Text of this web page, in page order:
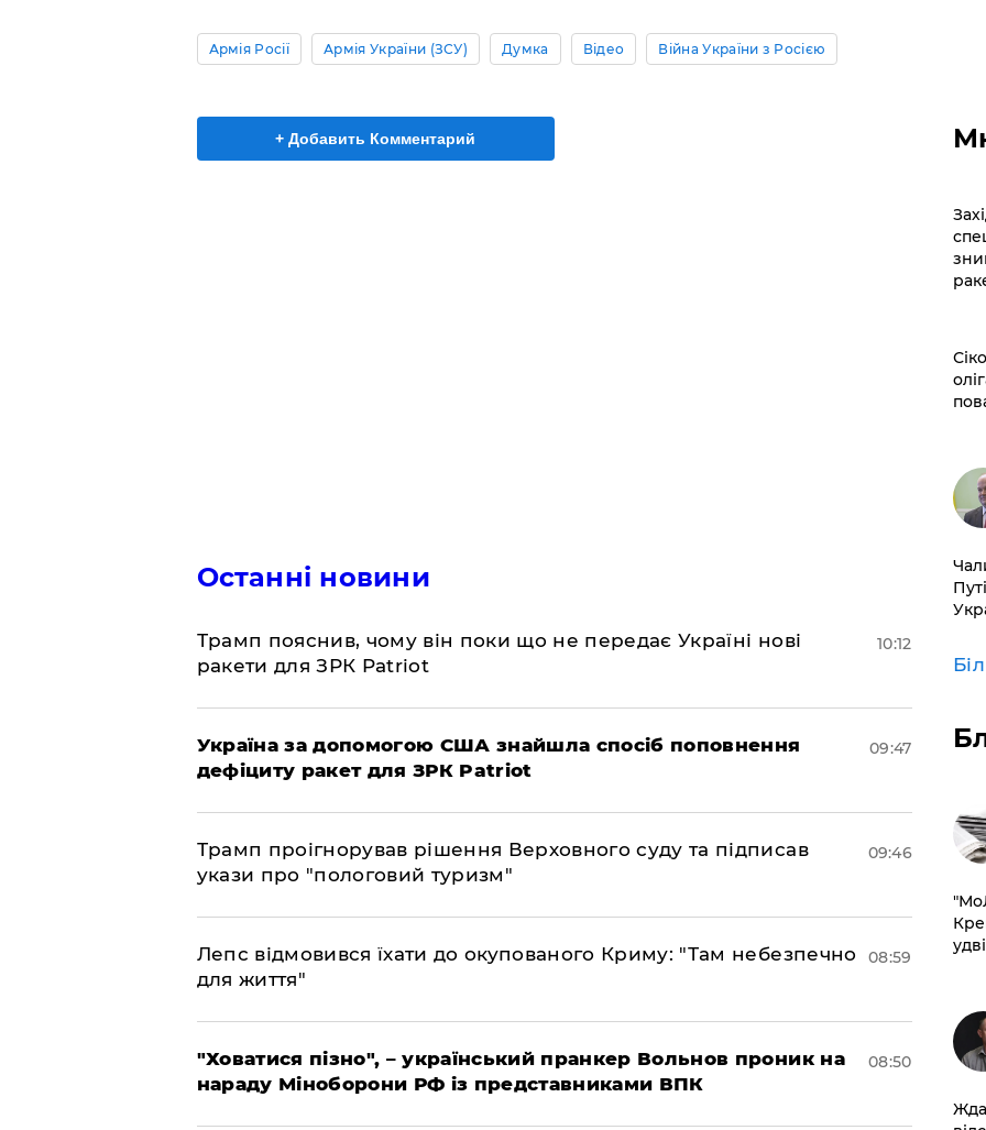
Армія Росії Армія України (ЗСУ) Думка Відео Війна України з Росією
+ Добавить Комментарий
Останні новини
Трамп пояснив, чому він поки що не передає Україні нові
ракети для ЗРК Patriot
10:12
Україна за допомогою США знайшла спосіб поповнення
дефіциту ракет для ЗРК Patriot
09:47
Трамп проігнорував рішення Верховного суду та підписав
укази про "пологовий туризм"
09:46
Лепс відмовився їхати до окупованого Криму: "Там небезпечно
для життя"
08:59
"Ховатися пізно", – український пранкер Вольнов проник на
нараду Міноборони РФ із представниками ВПК
08:50